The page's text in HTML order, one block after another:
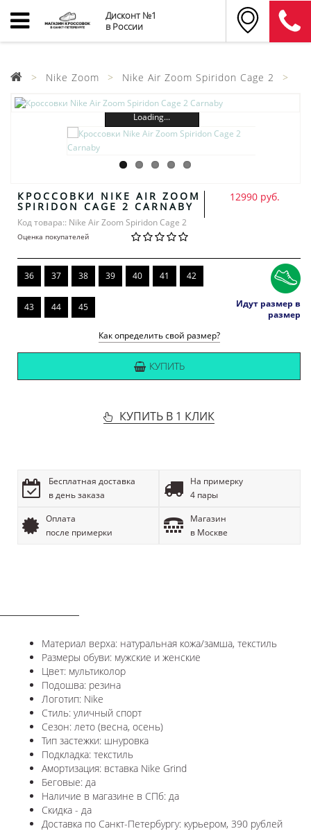
Дисконт №1
в России
Nike Zoom Nike Air Zoom Spiridon Cage 2
Loading...
КРОССОВКИ NIKE AIR ZOOM
SPIRIDON CAGE 2 CARNABY
Код товара:: Nike Air Zoom Spiridon Cage 2
Оценка покупателей
12990 руб.
36 37 38 39 40 41 42
43 44 45
Идут размер в
размер
Как определить свой размер?
КУПИТЬ
КУПИТЬ В 1 КЛИК
Бесплатная доставка
в день заказа
На примерку
4 пары
Оплата
после примерки
Магазин
в Москве
Материал верха: натуральная кожа/замша, текстиль
Размеры обуви: мужские и женские
Цвет: мультиколор
Подошва: резина
Логотип: Nike
Стиль: уличный спорт
Сезон: лето (весна, осень)
Тип застежки: шнуровка
Подкладка: текстиль
Амортизация: вставка Nike Grind
Беговые: да
Наличие в магазине в СПб: да
Скидка - да
Доставка по Санкт-Петербургу: курьером, 390 рублей